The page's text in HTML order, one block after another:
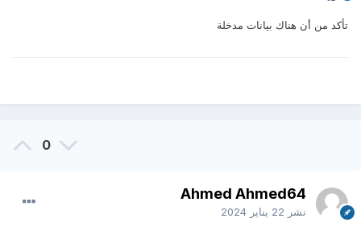
تأكد من أن هناك بيانات مدخلة
0
Ahmed Ahmed64
نشر 22 يناير 2024